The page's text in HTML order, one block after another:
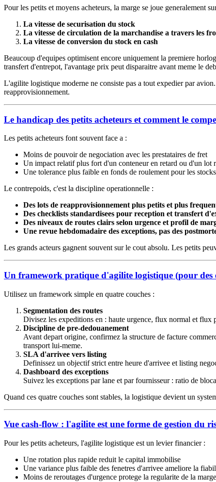
Pour les petits et moyens acheteurs, la marge se joue generalement
La vitesse de securisation du stock
La vitesse de circulation de la marchandise a travers les
La vitesse de conversion du stock en cash
Beaucoup d'equipes optimisent encore uniquement la premiere
transfert d'entrepot, l'avantage prix peut disparaitre avant meme le
L'agilite logistique moderne ne consiste pas a tout expedier par
reapprovisionnement.
Le handicap des petits acheteurs et comment le
Les petits acheteurs font souvent face a :
Moins de pouvoir de negociation avec les prestataires de fret
Un impact relatif plus fort d'un conteneur en retard ou d'un lot
Une tolerance plus faible en fonds de roulement pour les
Le contrepoids, c'est la discipline operationnelle :
Des lots de reapprovisionnement plus petits et plus
Des checklists standardisees pour reception et transfert
Des niveaux de routes clairs selon urgence et profil de
Une revue hebdomadaire des exceptions, pas des
Les grands acteurs gagnent souvent sur le cout absolu. Les petits
Un framework pratique d'agilite logistique (pour des
Utilisez un framework simple en quatre couches :
Segmentation des routes
Divisez les expeditions en : haute urgence, flux normal et flux
Discipline de pre-dedouanement
Avant depart origine, confirmez la structure de facture
transport lui-meme.
SLA d'arrivee vers listing
Definissez un objectif strict entre heure d'arrivee et listing
Dashboard des exceptions
Suivez les exceptions par lane et par fournisseur : ratio de
Quand ces quatre couches sont stables, la logistique devient un
Vue cash-flow : l'agilite est une forme de gestion du
Pour les petits acheteurs, l'agilite logistique est un levier financier :
Une rotation plus rapide reduit le capital immobilise
Une variance plus faible des fenetres d'arrivee ameliore la
Moins de reroutages d'urgence protege la regularite de la marge